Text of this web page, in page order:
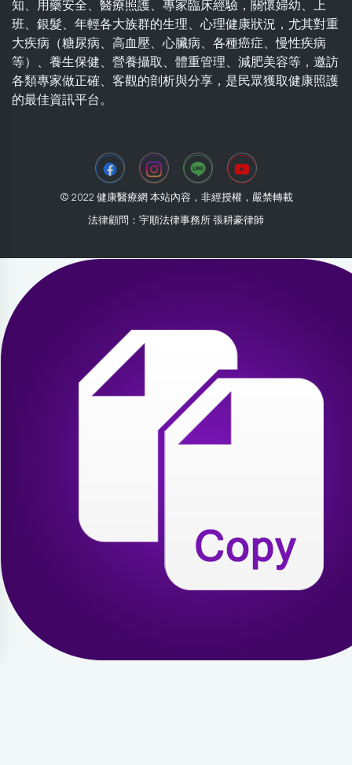
知、用藥安全、醫療照護、專家臨床經驗，關懷婦幼、上
班、銀髮、年輕各大族群的生理、心理健康狀況，尤其對重
大疾病（糖尿病、高血壓、心臟病、各種癌症、慢性疾病
等）、養生保健、營養攝取、體重管理、減肥美容等，邀訪
各類專家做正確、客觀的剖析與分享，是民眾獲取健康照護
的最佳資訊平台。
© 2022 健康醫療網 本站內容，非經授權，嚴禁轉載
法律顧問：宇順法律事務所 張耕豪律師